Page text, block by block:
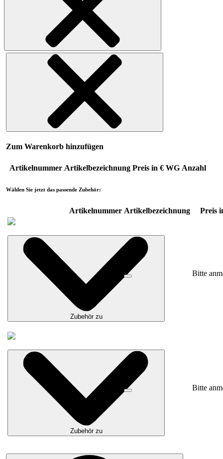
Zum Warenkorb hinzufügen
Artikelnummer Artikelbezeichnung Preis in € WG Anzahl
Wählen Sie jetzt das passende Zubehör:
Artikelnummer Artikelbezeichnung Preis
Zubehör zu
Bitte
Zubehör zu
Bitte